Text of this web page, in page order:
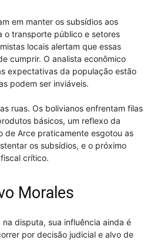
em manter os subsídios aos
o transporte público e setores
locais alertam que essas
cumprir. O analista econômico
expectativas da população estão
podem ser inviáveis.
ruas. Os bolivianos enfrentam filas
básicos, um reflexo da
de Arce praticamente esgotou as
os subsídios, e o próximo
crítico.
Morales
na disputa, sua influência ainda é
por decisão judicial e alvo de